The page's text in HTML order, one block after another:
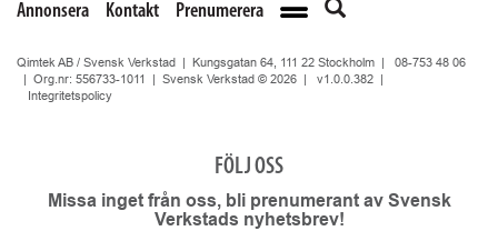
Annonsera Kontakt Prenumerera
Qimtek AB / Svensk Verkstad | Kungsgatan 64, 111 22 Stockholm | 08-753 48 06
| Org.nr: 556733-1011 | Svensk Verkstad © 2026 | v1.0.0.382
Integritetspolicy
FÖLJ OSS
Missa inget från oss, bli prenumerant av Svensk
Verkstads nyhetsbrev!